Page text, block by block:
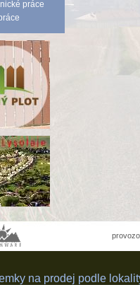
práce
na prodej podle